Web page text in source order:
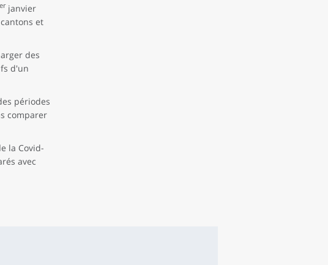
erjanvier
et
des
d'un
périodes
comparer
la Covid-
avec